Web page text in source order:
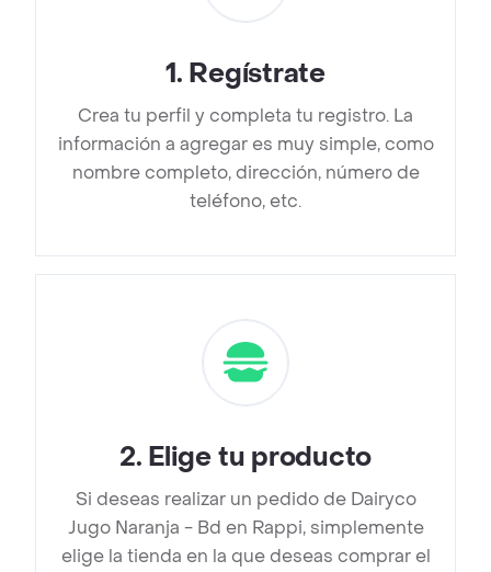
1. Regístrate
Crea tu perfil y completa tu registro. La
información a agregar es muy simple, como
nombre completo, dirección, número de
teléfono, etc.
2. Elige tu producto
Si deseas realizar un pedido de Dairyco
Jugo Naranja - Bd en Rappi, simplemente
elige la tienda en la que deseas comprar el